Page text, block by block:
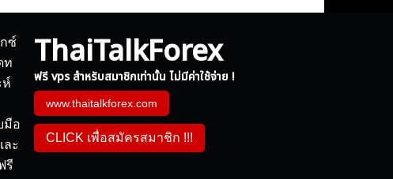
ThaiTalkForex
ฟรี vps สำหรับสมาชิกเท่านั้น ไม่มีค่าใช้จ่าย !
www.thaitalkforex.com
CLICK เพื่อสมัครสมาชิก !!!